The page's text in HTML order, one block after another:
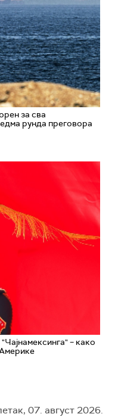
за сва
рунда преговора
– како
07. август 2026.